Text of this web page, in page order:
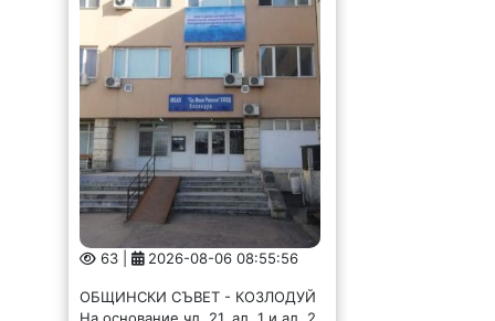
63 | 2026-08-06 08:55:56
ОБЩИНСКИ СЪВЕТ - КОЗЛОДУЙ
На основание чл. 21, ал. 1 и ал. 2